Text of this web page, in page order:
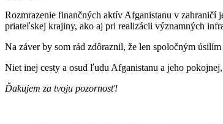
Rozmrazenie finančných aktív Afganistanu v zahraničí
priateľskej krajiny, ako aj pri realizácii významných
Na záver by som rád zdôraznil, že len spoločným
Niet inej cesty a osud ľudu Afganistanu a jeho
Ďakujem za tvoju pozornosť!